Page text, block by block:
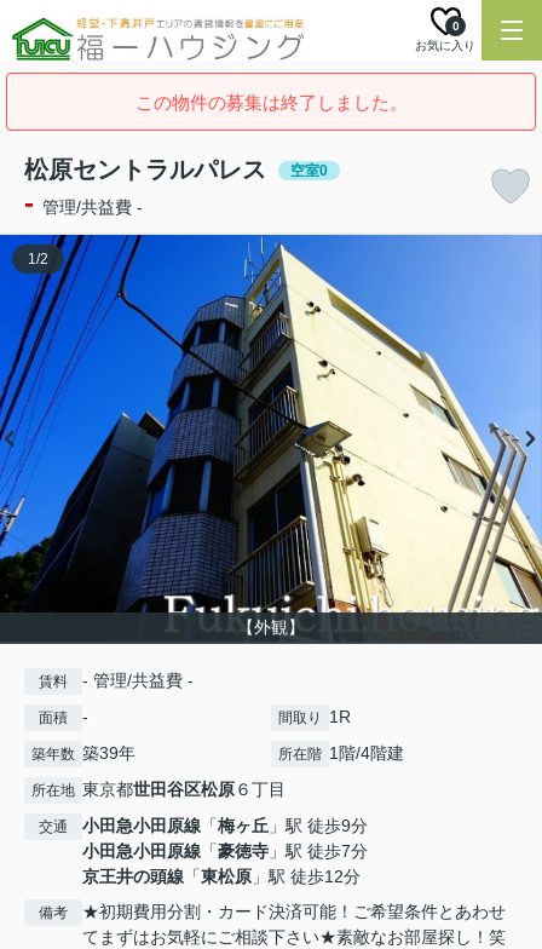
お気に入り
0
この物件の募集は終了しました。
松原セントラルパレス 空室0
- 管理/共益費 -
【外観】
1/2
賃料 - 管理/共益費 -
面積 - 間取り 1R
築年数 築39年 所在階 1階/4階建
所在地 東京都世田谷区松原６丁目
交通 小田急小田原線 「梅ヶ丘 」駅 徒歩9分
小田急小田原線 「豪徳寺 」駅 徒歩7分
京王井の頭線 「東松原 」駅 徒歩12分
備考
★初期費用分割・カード決済可能！ご希望条件とあわせ
てまずはお気軽にご相談下さい★素敵なお部屋探し！笑